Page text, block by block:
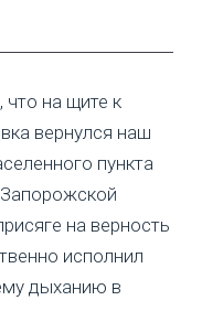
на щите к
вернулся наш
пункта
на верность
исполнил
дыханию в